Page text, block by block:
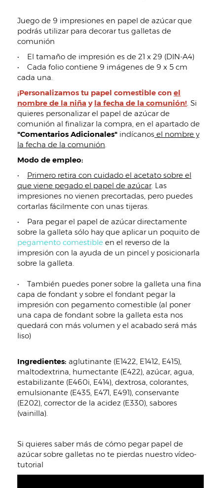
Juego de 9 impresiones en papel de azúcar que
podrás utilizar para decorar tus galletas de
comunión
• El tamaño de impresión es de 21 x 29 (DIN-A4)
• Cada folio contiene 9 imágenes de 9 x 5 cm
cada una.
¡Personalizamos tu papel comestible con el
nombre de la niña y la fecha de la comunión!. Si
quieres personalizar el papel de azúcar de
comunión al finalizar la compra, en el apartado de
"Comentarios Adicionales" indícanos el nombre y
la fecha de la comunión.
Modo de empleo:
• Primero retira con cuidado el acetato sobre el
que viene pegado el papel de azúcar. Las
impresiones no vienen precortadas, pero puedes
cortarlas fácilmente con unas tijeras.
• Para pegar el papel de azúcar directamente
sobre la galleta sólo hay que aplicar un poquito de
pegamento comestible en el reverso de la
impresión con la ayuda de un pincel y posicionarla
sobre la galleta.
• También puedes poner sobre la galleta una fina
capa de fondant y sobre el fondant pegar la
impresión con pegamento comestible (al poner
una capa de fondant sobre la galleta esta nos
quedará con más volumen y el acabado será más
liso)
Ingredientes: aglutinante (E1422, E1412, E415),
maltodextrina, humectante (E422), azúcar, agua,
estabilizante (E460i, E414), dextrosa, colorantes,
emulsionante (E435, E471, E491), conservante
(E202), corrector de la acidez (E330), sabores
(vainilla).
Si quieres saber más de cómo pegar papel de
azúcar sobre galletas no te pierdas nuestro vídeo-
tutorial